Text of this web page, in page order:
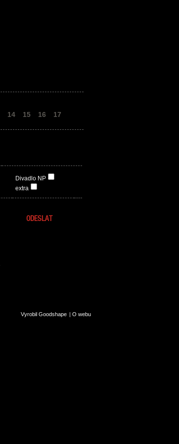
14 15 16 17
Divadlo NP
extra
Vyrobil Goodshape | O webu